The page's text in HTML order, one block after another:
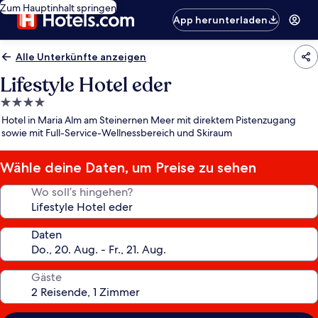
Zum Hauptinhalt springen
App herunterladen
Alle Unterkünfte anzeigen
Lifestyle Hotel eder
4.0-
Sterne-
Unterkunft
Hotel in Maria Alm am Steinernen Meer mit direktem Pistenzugang
sowie mit Full-Service-Wellnessbereich und Skiraum
Wähle deine Daten, um Preise zu sehen
Wo soll’s hingehen?
Daten
Gäste